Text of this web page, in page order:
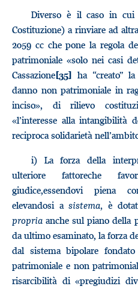
Diverso è il caso in
Costituzione) a rinviare ad
2059 cc che pone la regola
patrimoniale «solo nei casi
Cassazione[35] ha “creato”
danno non patrimoniale in
inciso», di rilievo
«l’interesse alla intangibilità
reciproca solidarietà
i) La forza della
ulteriore fattoreche
giudice,essendovi piena
elevandosi asistema, è
propria anche sul piano della
da ultimo esaminato, la forza
dal sistema bipolare
patrimoniale e non
risarcibilità di «pregiudizi